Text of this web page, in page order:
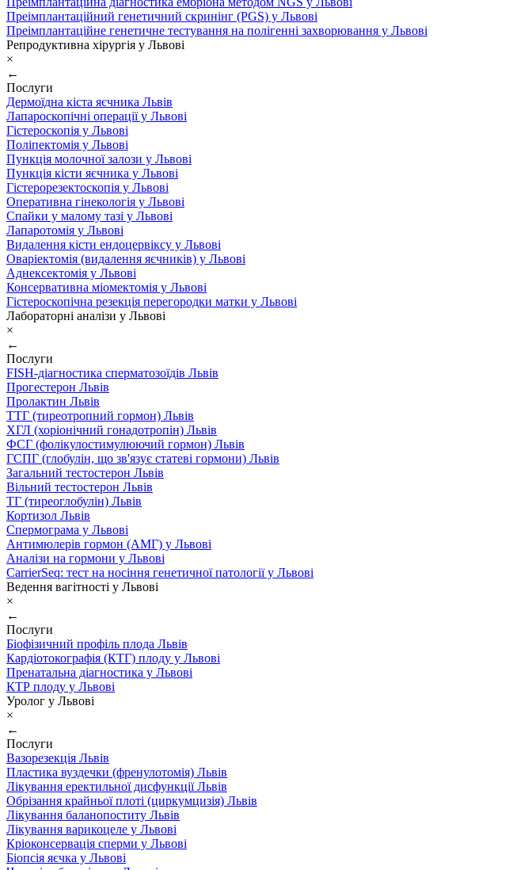
Преімплантаційний генетичний скринінг (PGS) у Львові
Преімплантаційне генетичне тестування на полігенні захворювання у Львові
Репродуктивна хірургія у Львові
×
←
Послуги
Дермоїдна кіста яєчника Львів
Лапароскопічні операції у Львові
Гістероскопія у Львові
Поліпектомія у Львові
Пункція молочної залози у Львові
Пункція кісти яєчника у Львові
Гістерорезектоскопія у Львові
Оперативна гінекологія у Львові
Спайки у малому тазі у Львові
Лапаротомія у Львові
Видалення кісти ендоцервіксу у Львові
Оваріектомія (видалення яєчників) у Львові
Аднексектомія у Львові
Консервативна міомектомія у Львові
Гістероскопічна резекція перегородки матки у Львові
Лабораторні аналізи у Львові
×
←
Послуги
FISH-діагностика сперматозоїдів Львів
Прогестерон Львів
Пролактин Львів
ТТГ (тиреотропний гормон) Львів
ХГЛ (хоріонічний гонадотропін) Львів
ФСГ (фолікулостимулюючий гормон) Львів
ГСПГ (глобулін, що зв'язує статеві гормони) Львів
Загальний тестостерон Львів
Вільний тестостерон Львів
ТГ (тиреоглобулін) Львів
Кортизол Львів
Спермограма у Львові
Антимюлерів гормон (АМГ) у Львові
Аналізи на гормони у Львові
CarrierSeq: тест на носіння генетичної патології у Львові
Ведення вагітності у Львові
×
←
Послуги
Біофізичний профіль плода Львів
Кардіотокографія (КТГ) плоду у Львові
Пренатальна діагностика у Львові
КТР плоду у Львові
Уролог у Львові
×
←
Послуги
Вазорезекція Львів
Пластика вуздечки (френулотомія) Львів
Лікування еректильної дисфункції Львів
Обрізання крайньої плоті (циркумцизія) Львів
Лікування баланопоститу Львів
Лікування варикоцеле у Львові
Кріоконсервація сперми у Львові
Біопсія яєчка у Львові